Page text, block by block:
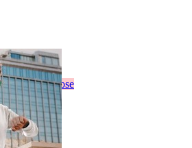
Bleu foncé Rose